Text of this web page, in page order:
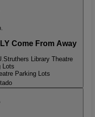
Come From Away
Struthers Library Theatre
Lots
Parking Lots